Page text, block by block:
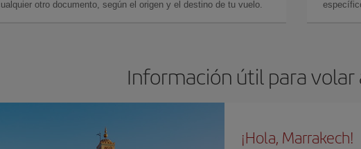
otro documento, según el origen y el destino de tu vuelo.
Información útil para volar
¡Hola, Marrakech!